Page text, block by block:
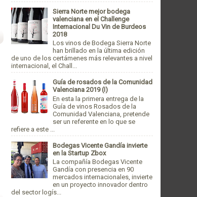
Sierra Norte mejor bodega
valenciana en el Challenge
Internacional Du Vin de Burdeos
2018
Los vinos de Bodega Sierra Norte
han brillado en la última edición
de uno de los certámenes más relevantes a nivel
internacional, el Chall...
Guía de rosados de la Comunidad
Valenciana 2019 (I)
En esta la primera entrega de la
Guía de vinos Rosados de la
Comunidad Valenciana, pretende
ser un referente en lo que se
refiere a este ...
Bodegas Vicente Gandía invierte
en la Startup Zbox
La compañía Bodegas Vicente
Gandía con presencia en 90
mercados internacionales, invierte
en un proyecto innovador dentro
del sector logís...